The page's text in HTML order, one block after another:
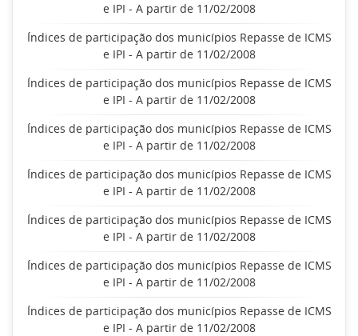
e IPI - A partir de 11/02/2008
Índices de participação dos municípios Repasse de ICMS
e IPI - A partir de 11/02/2008
Índices de participação dos municípios Repasse de ICMS
e IPI - A partir de 11/02/2008
Índices de participação dos municípios Repasse de ICMS
e IPI - A partir de 11/02/2008
Índices de participação dos municípios Repasse de ICMS
e IPI - A partir de 11/02/2008
Índices de participação dos municípios Repasse de ICMS
e IPI - A partir de 11/02/2008
Índices de participação dos municípios Repasse de ICMS
e IPI - A partir de 11/02/2008
Índices de participação dos municípios Repasse de ICMS
e IPI - A partir de 11/02/2008